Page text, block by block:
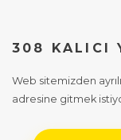
308 KALICI
Web sitemizden
adresine gitmek